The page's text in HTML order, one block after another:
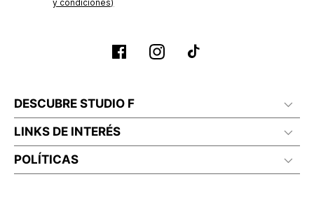
No lavado en seco
y condiciones)
DESCUBRE STUDIO F
LINKS DE INTERÉS
POLÍTICAS